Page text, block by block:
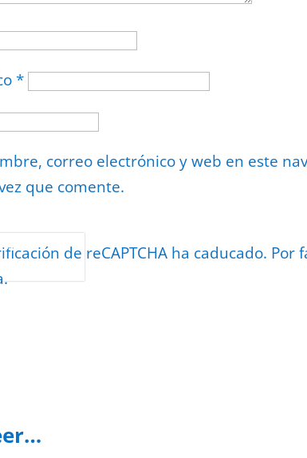
*
correo electrónico y web en este
que comente.
de reCAPTCHA ha caducado. Por